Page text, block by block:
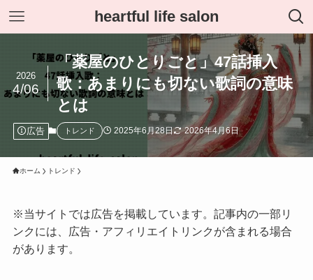
heartful life salon
「薬屋のひとりごと」47話挿入
歌：あまりにも切ない歌詞の意味
とは
2026
4/06
広告 トレンド 2025年6月28日 2026年4月6日
ホーム トレンド
※当サイトでは広告を掲載しています。記事内の一部リ
ンクには、広告・アフィリエイトリンクが含まれる場合
があります。